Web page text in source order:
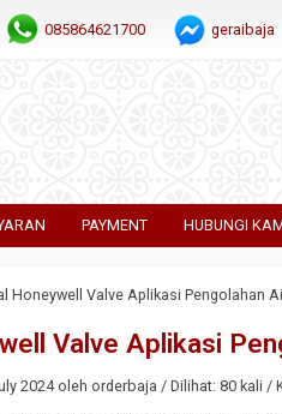
085864621700 geraibaja
PAYMENT HUBUNGI
Honeywell Valve Aplikasi Pengolahan
Valve Aplikasi
2024 oleh orderbaja / Dilihat: 80 kali /